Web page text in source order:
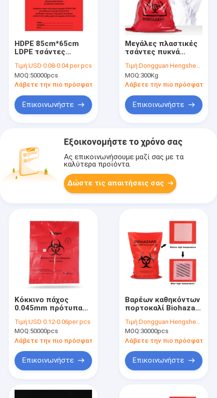
HDPE 85cm*65cm
LDPE τσάντες
Biohazard χυτρών
πιέσεως
Τιμή:USD 0.08-0.04 per pcs
MOQ:50000pcs
Λάβετε την πιο πρόσφατη τιμή
Επικοινωνήστε
Μεγάλες πλαστικές
τσάντες πυκνά
Biohazard για τα
απόβλητα
νοσοκομείων
Τιμή:Dongguan Hengsheng Polybag
MOQ:300Kg
Λάβετε την πιο πρόσφατη
Επικοινωνήστε
Εξοικονομήστε το χρόνο σας
Ας επικοινωνήσουμε μαζί σας με τα
καλύτερα προϊόντα.
Δώστε τις απαιτήσεις σας
Κόκκινο πάχος
0.045mm πρότυπα
απορριμάτων
0.07mm Biohazard
Τιμή:USD 0.12-0.06per pcs
MOQ:50000pcs
Λάβετε την πιο πρόσφατη τιμή
Επικοινωνήστε
Βαρέων καθηκόντων
πορτοκαλί Biohazard
δοχείων
απορριμμάτων
πλαστικών τσαντών
ιατρικό
Τιμή:Dongguan Hengsheng Polybag
MOQ:30000pcs
Λάβετε την πιο πρόσφατη
Επικοινωνήστε